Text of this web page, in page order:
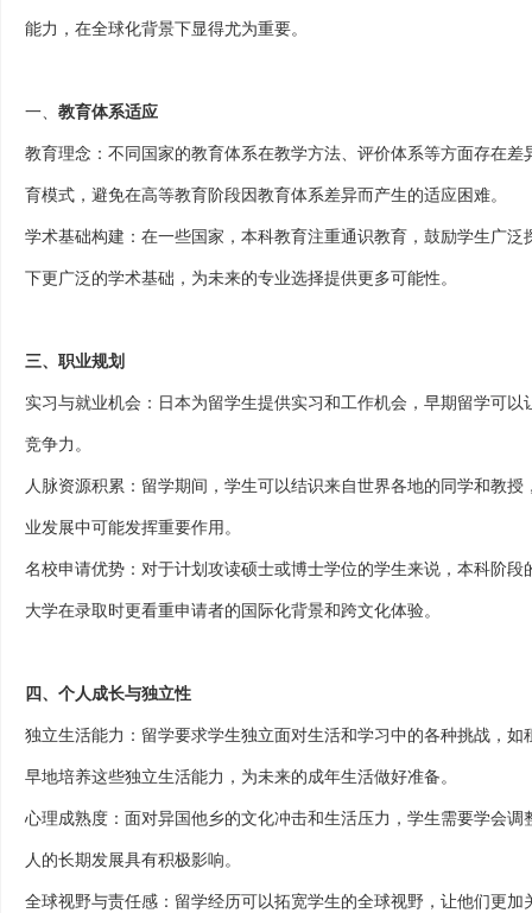
能力，在全球化背景下显得尤为重要。
一、 教育体系适应
教育理念：不同国家的教育体系在教学方法、评价体系等方面存在
育模式，避免在高等教育阶段因教育体系差异而产生的适应困难。
学术基础构建：在一些国家，本科教育注重通识教育，鼓励学生广
下更广泛的学术基础，为未来的专业选择提供更多可能性。
三、职业规划
实习与就业机会：日本为留学生提供实习和工作机会，早期留学可
竞争力。
人脉资源积累：留学期间，学生可以结识来自世界各地的同学和教
业发展中可能发挥重要作用。
名校申请优势：对于计划攻读硕士或博士学位的学生来说，本科阶
大学在录取时更看重申请者的国际化背景和跨文化体验。
四、个人成长与独立性
独立生活能力：留学要求学生独立面对生活和学习中的各种挑战，
早地培养这些独立生活能力，为未来的成年生活做好准备。
心理成熟度：面对异国他乡的文化冲击和生活压力，学生需要学会
人的长期发展具有积极影响。
全球视野与责任感：留学经历可以拓宽学生的全球视野，让他们更